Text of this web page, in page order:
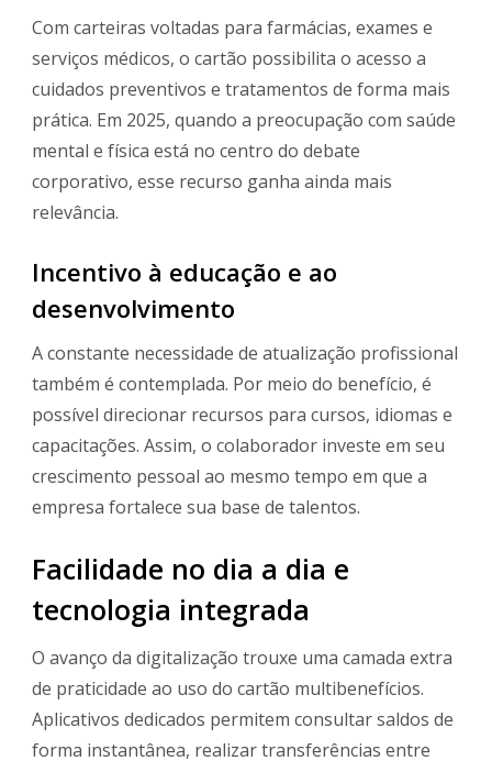
Com carteiras voltadas para farmácias, exames e
serviços médicos, o cartão possibilita o acesso a
cuidados preventivos e tratamentos de forma mais
prática. Em 2025, quando a preocupação com saúde
mental e física está no centro do debate
corporativo, esse recurso ganha ainda mais
relevância.
Incentivo à educação e ao
desenvolvimento
A constante necessidade de atualização profissional
também é contemplada. Por meio do benefício, é
possível direcionar recursos para cursos, idiomas e
capacitações. Assim, o colaborador investe em seu
crescimento pessoal ao mesmo tempo em que a
empresa fortalece sua base de talentos.
Facilidade no dia a dia e
tecnologia integrada
O avanço da digitalização trouxe uma camada extra
de praticidade ao uso do cartão multibenefícios.
Aplicativos dedicados permitem consultar saldos de
forma instantânea, realizar transferências entre